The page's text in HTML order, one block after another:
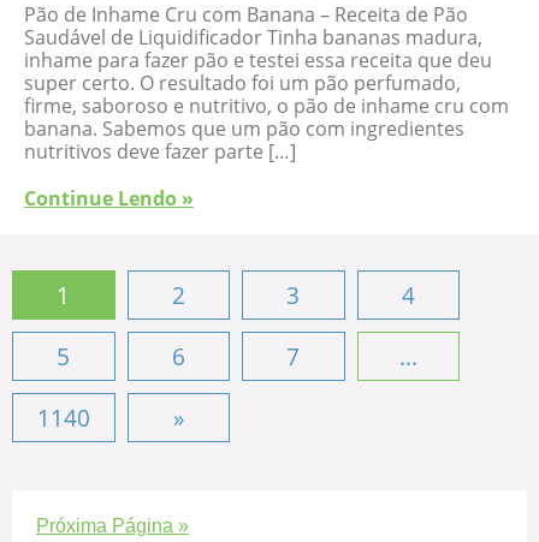
Pão de Inhame Cru com Banana – Receita de Pão
Saudável de Liquidificador Tinha bananas madura,
inhame para fazer pão e testei essa receita que deu
super certo. O resultado foi um pão perfumado,
firme, saboroso e nutritivo, o pão de inhame cru com
banana. Sabemos que um pão com ingredientes
nutritivos deve fazer parte […]
Continue Lendo »
1 2 3
4
5
6 7
...
1140
»
Próxima Página »